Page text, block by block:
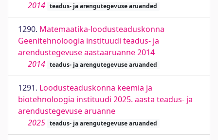
2014 teadus- ja arengutegevuse aruanded
1290. Matemaatika-loodusteaduskonna
Geenitehnoloogia instituudi teadus- ja
arendustegevuse aastaaruanne 2014
2014 teadus- ja arengutegevuse aruanded
1291. Loodusteaduskonna keemia ja
biotehnoloogia instituudi 2025. aasta teadus- ja
arendustegevuse aruanne
2025 teadus- ja arengutegevuse aruanded